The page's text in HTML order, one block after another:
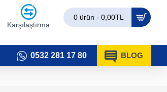
Karşılaştırma
0
0 ürün - 0,00TL
0532 281 17 80 BLOG